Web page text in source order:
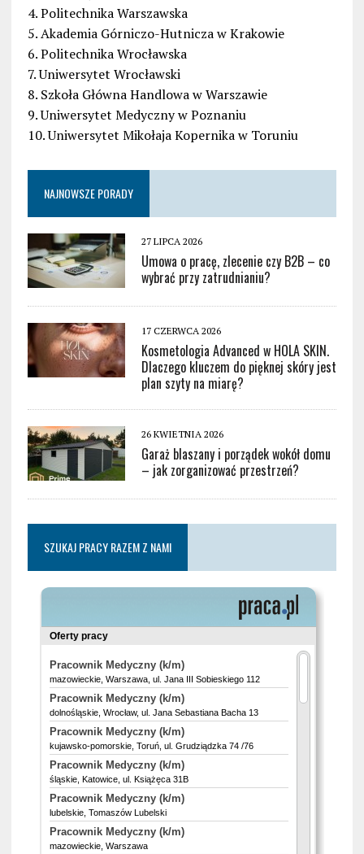
4. Politechnika Warszawska
5. Akademia Górniczo-Hutnicza w Krakowie
6. Politechnika Wrocławska
7. Uniwersytet Wrocławski
8. Szkoła Główna Handlowa w Warszawie
9. Uniwersytet Medyczny w Poznaniu
10. Uniwersytet Mikołaja Kopernika w Toruniu
NAJNOWSZE PORADY
27 LIPCA 2026
Umowa o pracę, zlecenie czy B2B – co
wybrać przy zatrudnianiu?
17 CZERWCA 2026
Kosmetologia Advanced w HOLA SKIN.
Dlaczego kluczem do pięknej skóry jest
plan szyty na miarę?
26 KWIETNIA 2026
Garaż blaszany i porządek wokół domu
– jak zorganizować przestrzeń?
SZUKAJ PRACY RAZEM Z NAMI